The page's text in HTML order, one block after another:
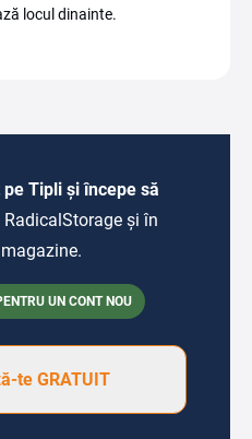
locul dinainte.
Tipli și începe să
RadicalStorage și în
UN CONT NOU
te GRATUIT